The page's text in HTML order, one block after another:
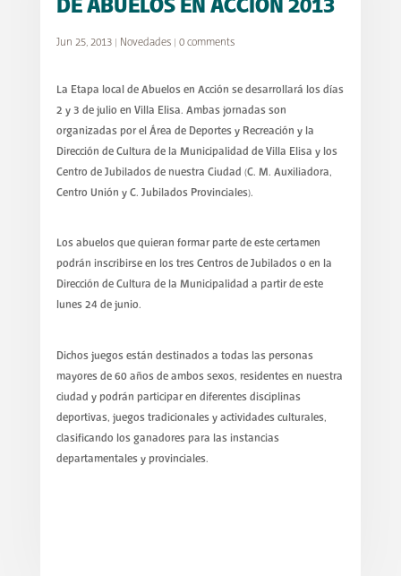
DE ABUELOS EN ACCIÓN 2013
Jun 25, 2013| Novedades| 0 comments
La Etapa local de Abuelos en Acción se desarrollará los días
2 y 3 de julio en Villa Elisa. Ambas jornadas son
organizadas por el Área de Deportes y Recreación y la
Dirección de Cultura de la Municipalidad de Villa Elisa y los
Centro de Jubilados de nuestra Ciudad (C. M. Auxiliadora,
Centro Unión y C. Jubilados Provinciales).
Los abuelos que quieran formar parte de este certamen
podrán inscribirse en los tres Centros de Jubilados o en la
Dirección de Cultura de la Municipalidad a partir de este
lunes 24 de junio.
Dichos juegos están destinados a todas las personas
mayores de 60 años de ambos sexos, residentes en nuestra
ciudad y podrán participar en diferentes disciplinas
deportivas, juegos tradicionales y actividades culturales,
clasificando los ganadores para las instancias
departamentales y provinciales.